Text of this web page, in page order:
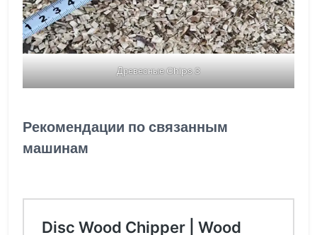
Древесные Chips 3
Рекомендации по связанным
машинам